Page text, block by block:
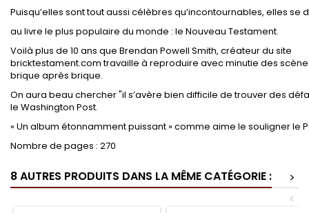
Puisqu’elles sont tout aussi célèbres qu’incontournables, elles se
au livre le plus populaire du monde : le Nouveau Testament.
Voilà plus de 10 ans que Brendan Powell Smith, créateur du site
bricktestament.com travaille à reproduire avec minutie des
brique après brique.
On aura beau chercher"il s’avère bien difficile de trouver des
le Washington Post.
« Un album étonnamment puissant » comme aime le souligner le
Nombre de pages : 270
8 AUTRES PRODUITS DANS LA MÊME CATÉGORIE :
>
<